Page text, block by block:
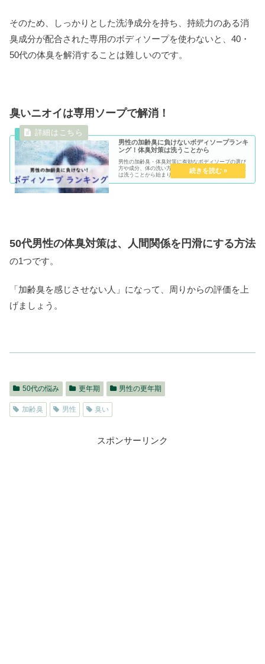
そのため、しっかりとした洗浄成分を持ち、持続力のある消
臭成分が配合された専用のボディソープを使わないと、40・
50代の体臭を解消することは難しいのです。
臭いニオイは専用ソープで解消！
男性の加齢臭に負けないボディソープランキ
ング！体臭対策は洗うことから
男性の加齢臭・体臭対策に有効なボディソープの選び
方や成分、体の洗い方などを紹介します。ニオイ対策
は洗うことから始まり、洗うことで終わるといっても
50代男性の体臭対策は、人間関係を円滑にする方法
の1つです。
「加齢臭を感じさせない人」になって、周りからの評価を上
げましょう。
50代の悩み 更年期 男性の更年期
加齢臭 男性 臭い
スポンサーリンク